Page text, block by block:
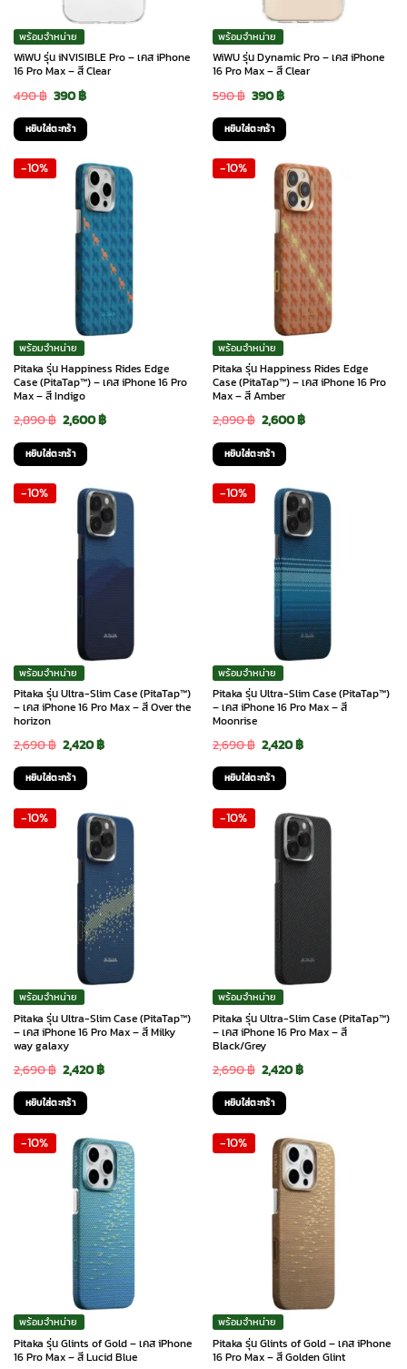
chosen
on
the
product
chosen
on
the
product
พร้อมจำหน่าย
WiWU รุ่น iNVISIBLE Pro – เคส iPhone
16 Pro Max – สี Clear
490฿ Original
price
was:
490 ฿.
390฿Current
price
is:
390 ฿.
หยิบใส่ตะกร้า
พร้อมจำหน่าย
WiWU รุ่น Dynamic Pro – เคส iPhone
16 Pro Max – สี Clear
590฿ Original
price
was:
590 ฿.
390฿Current
price
is:
390 ฿.
หยิบใส่ตะกร้า
-10%
พร้อมจำหน่าย
Pitaka รุ่น Happiness Rides Edge
Case (PitaTap™) – เคส iPhone 16 Pro
Max – สี Indigo
2,890฿ Original
price
was:
2,890 ฿.
2,600฿Current
2,600 ฿.
หยิบใส่ตะกร้า
-10%
พร้อมจำหน่าย
Pitaka รุ่น Happiness Rides Edge
Case (PitaTap™) – เคส iPhone 16 Pro
Max – สี Amber
2,890฿ Original
price
was:
2,890 ฿.
2,600฿Current
2,600 ฿.
หยิบใส่ตะกร้า
-10%
พร้อมจำหน่าย
Pitaka รุ่น Ultra-Slim Case (PitaTap™)
– เคส iPhone 16 Pro Max – สี Over the
horizon
2,690฿ Original
price
was:
2,690 ฿.
2,420฿Current
2,420 ฿.
หยิบใส่ตะกร้า
-10%
พร้อมจำหน่าย
Pitaka รุ่น Ultra-Slim Case (PitaTap™)
– เคส iPhone 16 Pro Max – สี
Moonrise
2,690฿ Original
price
was:
2,690 ฿.
2,420฿Current
2,420 ฿.
หยิบใส่ตะกร้า
-10%
พร้อมจำหน่าย
Pitaka รุ่น Ultra-Slim Case (PitaTap™)
– เคส iPhone 16 Pro Max – สี Milky
way galaxy
2,690฿ Original
price
was:
2,690 ฿.
2,420฿Current
2,420 ฿.
หยิบใส่ตะกร้า
-10%
พร้อมจำหน่าย
Pitaka รุ่น Ultra-Slim Case (PitaTap™)
– เคส iPhone 16 Pro Max – สี
Black/Grey
2,690฿ Original
price
was:
2,690 ฿.
2,420฿Current
2,420 ฿.
หยิบใส่ตะกร้า
-10%
พร้อมจำหน่าย
Pitaka รุ่น Glints of Gold – เคส iPhone
16 Pro Max – สี Lucid Blue
-10%
พร้อมจำหน่าย
Pitaka รุ่น Glints of Gold – เคส iPhone
16 Pro Max – สี Golden Glint